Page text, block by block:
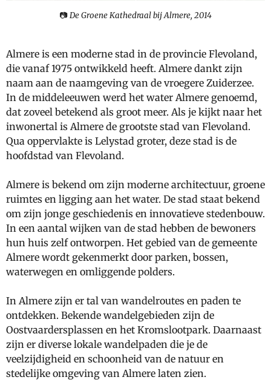
📷De Groene Kathedraal bij Almere, 2014
Almere is een moderne stad in de provincie Flevoland,
die vanaf 1975 ontwikkeld heeft. Almere dankt zijn
naam aan de naamgeving van de vroegere Zuiderzee.
In de middeleeuwen werd het water Almere genoemd,
dat zoveel betekend als groot meer. Als je kijkt naar het
inwonertal is Almere de grootste stad van Flevoland.
Qua oppervlakte is Lelystad groter, deze stad is de
hoofdstad van Flevoland.
Almere is bekend om zijn moderne architectuur, groene
ruimtes en ligging aan het water. De stad staat bekend
om zijn jonge geschiedenis en innovatieve stedenbouw.
In een aantal wijken van de stad hebben de bewoners
hun huis zelf ontworpen. Het gebied van de gemeente
Almere wordt gekenmerkt door parken, bossen,
waterwegen en omliggende polders.
In Almere zijn er tal van wandelroutes en paden te
ontdekken. Bekende wandelgebieden zijn de
Oostvaardersplassen en het Kromslootpark. Daarnaast
zijn er diverse lokale wandelpaden die je de
veelzijdigheid en schoonheid van de natuur en
stedelijke omgeving van Almere laten zien.